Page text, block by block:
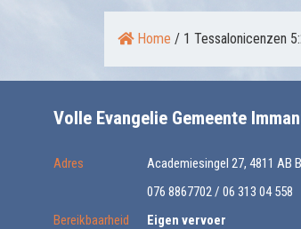
Home / 1 Tessalonicenzen
Volle Evangelie Gemeente
Adres
Academiesingel 27, 4811 AB
076 8867702 / 06 313 04 558
Bereikbaarheid
Eigen vervoer